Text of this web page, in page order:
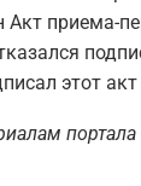
Акт приема-
этот акт
портала